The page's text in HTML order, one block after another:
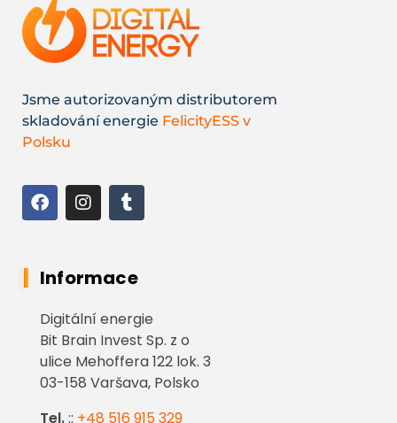
Jsme autorizovaným distributorem
skladování energie FelicityESS v
Polsku
Informace
Digitální energie
Bit Brain Invest Sp. z o
ulice Mehoffera 122 lok. 3
03-158 Varšava, Polsko
Tel.:: +48 516 915 329